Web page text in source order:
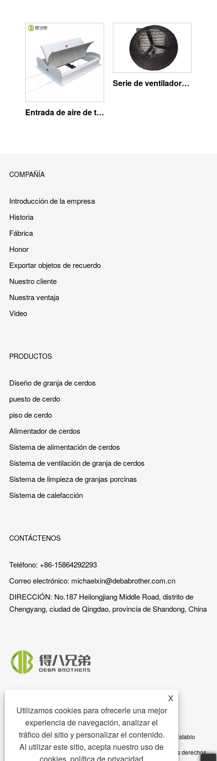
Entrada de aire de techo de granja porcina
Serie de ventiladores de plástico completo
COMPAÑÍA
Introducción de la empresa
Historia
Fábrica
Honor
Exportar objetos de recuerdo
Nuestro cliente
Nuestra ventaja
Video
PRODUCTOS
Diseño de granja de cerdos
puesto de cerdo
piso de cerdo
Alimentador de cerdos
Sistema de alimentación de cerdos
Sistema de ventilación de granja de cerdos
Sistema de limpieza de granjas porcinas
Sistema de calefacción
CONTÁCTENOS
Teléfono: +86-15864292293
Correo electrónico: michaelxin@debabrother.com.cn
DIRECCIÓN: No.187 Heilongjiang Middle Road, distrito de
Chengyang, ciudad de Qingdao, provincia de Shandong, China
Copyright © 2023 Qingdao DEBA Brother Machinery Co., Ltd. - Establo
para cerdos, piso para cerdos, comedero para cerdos - Todos los derechos
X
Utilizamos cookies para ofrecerle una mejor
experiencia de navegación, analizar el
tráfico del sitio y personalizar el contenido.
Al utilizar este sitio, acepta nuestro uso de